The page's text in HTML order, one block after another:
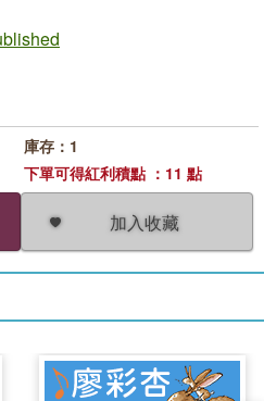
加入收藏
庫存：1
下單可得紅利積點 ：11 點